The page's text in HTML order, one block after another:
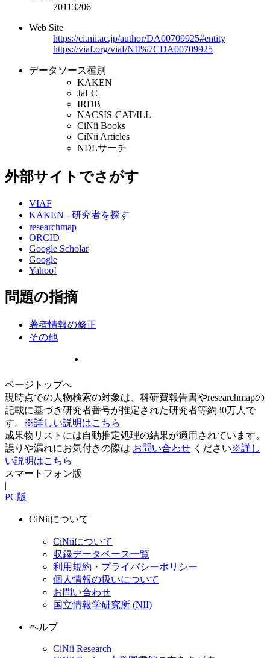
70113206
Web Site
https://ci.nii.ac.jp/author/DA00709925#entity
https://viaf.org/viaf/NII%7CDA00709925
データソース種別
KAKEN
JaLC
IRDB
NACSIS-CAT/ILL
CiNii Books
CiNii Articles
NDLサーチ
外部サイトでさがす
VIAF
KAKEN - 研究者を探す
researchmap
ORCID
Google Scholar
Google
Yahoo!
問題の指摘
著者情報の修正
その他
ページトップへ
現時点での人物検索の対象は、科研費報告書やresearchmapの
記載に基づき研究者番号が推定された研究者等約30万人で
す。
※詳しい説明はこちら
成果物リストには自動推定処理の結果が適用されています。
誤りや漏れにお気付きの際は お問い合わせ ください※詳し
い説明はこちら
スマートフォン版
|
PC版
CiNiiについて
CiNiiについて
収録データベース一覧
利用規約・プライバシーポリシー
個人情報の扱いについて
お問い合わせ
国立情報学研究所 (NII)
ヘルプ
CiNii Research